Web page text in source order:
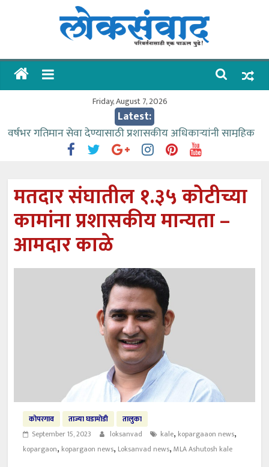
लोकसंवाद
ताज्या
Friday, August 7, 2026
Latest:
वर्षभर गतिमान सेवा देण्यासाठी प्रशासकीय अधिकाऱ्यांनी सामुहिक
प्रयत्न करावे – आमदार काळे
आत्मामालिक गुरूकूलाचे २२८ विद्यार्थी शिष्यवृत्तीस पात्र
ईच्छा आणि मेहनतीच्या बळावर यश मिळवता येते – शिवप्रसाद
पंडोरे
आमदार आशुतोष काळे यांचा वाढदिवस विविध सामाजिक
उपक्रमांनी साजरा
मतदार संघातील १.३५ कोटीच्या
कामांना प्रशासकीय मान्यता –
आमदार काळे
कोपरगाव ताज्या घडामोडी
तालुका
September 15, 2023
loksanvad kale, kopargaaon news,
kopargaon, kopargaon news, Loksanvad news,MLA Ashutosh kale